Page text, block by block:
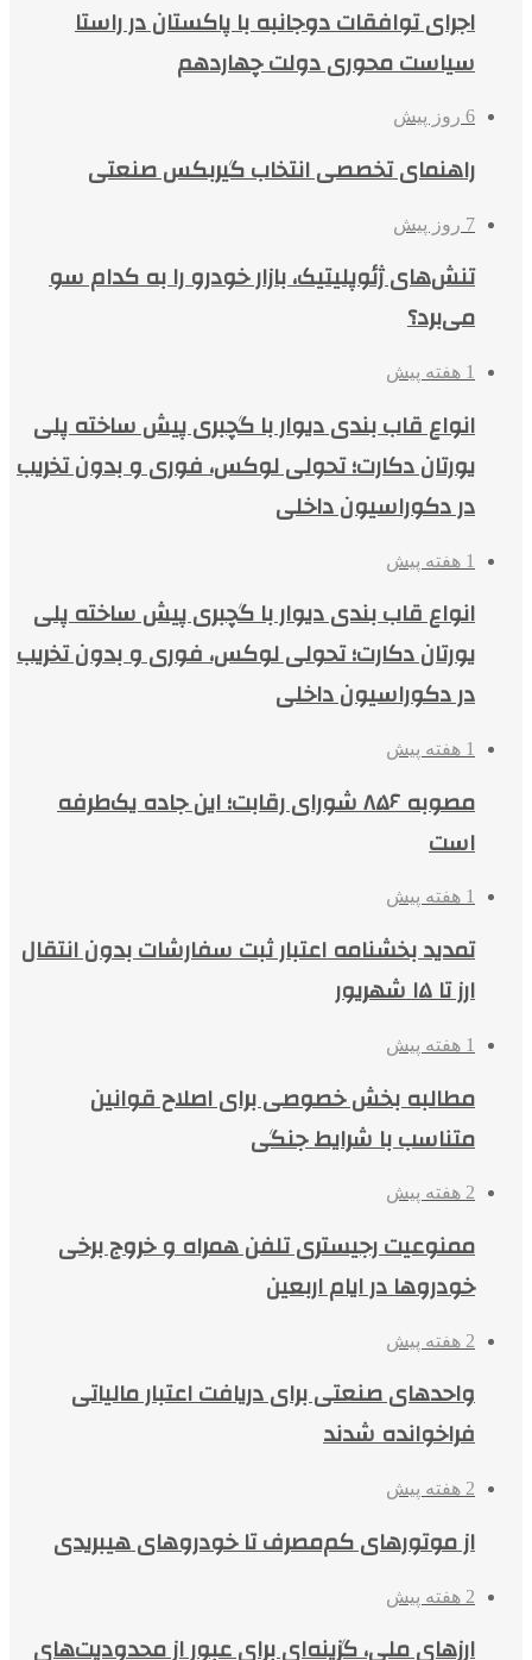
اجرای توافقات دوجانبه با پاکستان در راستا
سیاست محوری دولت چهاردهم
6 روز پیش
راهنمای تخصصی انتخاب گیربکس صنعتی
7 روز پیش
تنش‌های ژئوپلیتیک، بازار خودرو را به کدام سو
می‌برد؟
1 هفته پیش
انواع قاب بندی دیوار با گچبری پیش ساخته پلی
یورتان دکارت؛ تحولی لوکس، فوری و بدون تخریب
در دکوراسیون داخلی
1 هفته پیش
انواع قاب بندی دیوار با گچبری پیش ساخته پلی
یورتان دکارت؛ تحولی لوکس، فوری و بدون تخریب
در دکوراسیون داخلی
1 هفته پیش
مصوبه ۸۵۶ شورای رقابت؛ این جاده یک‌طرفه
است
1 هفته پیش
تمدید بخشنامه اعتبار ثبت سفارشات بدون انتقال
ارز تا ۱۵ شهریور
1 هفته پیش
مطالبه بخش خصوصی برای اصلاح قوانین
متناسب با شرایط جنگی
2 هفته پیش
ممنوعیت رجیستری تلفن همراه و خروج برخی
خودروها در ایام اربعین
2 هفته پیش
واحدهای صنعتی برای دریافت اعتبار مالیاتی
فراخوانده شدند
2 هفته پیش
از موتورهای کم‌مصرف تا خودروهای هیبریدی
2 هفته پیش
ارزهای ملی، گزینه‌ای برای عبور از محدودیت‌های